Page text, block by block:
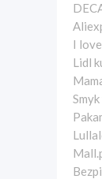
I
Lidl